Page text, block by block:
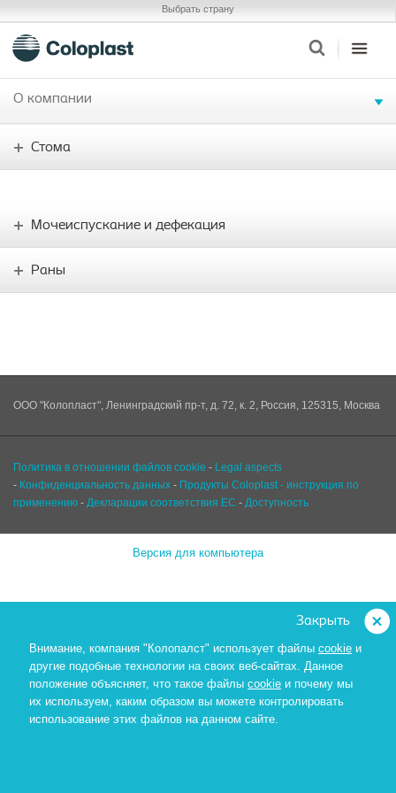
Выбрать страну
О компании
Стома
Мочеиспускание и дефекация
Раны
ООО "Колопласт", Ленинградский пр-т, д. 72, к. 2, Россия, 125315, Москва
Политика в отношении файлов cookie - Legal aspects
- Конфиденциальность данных - Продукты Coloplast - инструкция по
применению - Декларации соответствия ЕС - Доступность
Версия для компьютера
Закрыть
Внимание, компания "Колопалст" использует файлы cookie и
другие подобные технологии на своих веб-сайтах. Данное
положение объясняет, что такое файлы cookie и почему мы
их используем, каким образом вы можете контролировать
использование этих файлов на данном сайте.